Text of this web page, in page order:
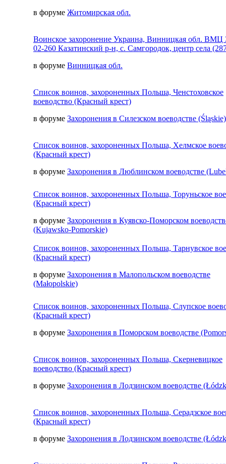
в форуме Житомирская обл.
Воинское захоронение Украина, Винницкая обл. ВМЦ
02-260 Казатинский р-н, с. Самгородок, центр села
в форуме Винницкая обл.
Список воинов, захороненных Польша, Ченстоховское
воеводство (Красный крест)
в форуме Захоронения в Силезском воеводстве (Śląskie)
Список воинов, захороненных Польша, Хелмское
(Красный крест)
в форуме Захоронения в Люблинском воеводстве
Список воинов, захороненных Польша, Торуньское
(Красный крест)
в форуме Захоронения в Куявско-Поморском
(Kujawsko-Pomorskie)
Список воинов, захороненных Польша, Тарнувское
(Красный крест)
в форуме Захоронения в Малопольском воеводстве
(Małopolskie)
Список воинов, захороненных Польша, Слупское
(Красный крест)
в форуме Захоронения в Поморском воеводстве
Список воинов, захороненных Польша, Скерневицкое
воеводство (Красный крест)
в форуме Захоронения в Лодзинском воеводстве
Список воинов, захороненных Польша, Серадзское
(Красный крест)
в форуме Захоронения в Лодзинском воеводстве